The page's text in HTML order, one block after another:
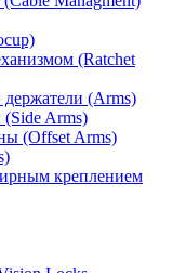
(Ratchet
(Arms)
Arms)
(Offset Arms)
креплением